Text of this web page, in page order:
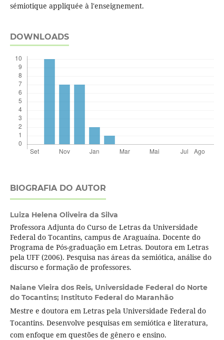
sémiotique appliquée à l'enseignement.
DOWNLOADS
BIOGRAFIA DO AUTOR
Luiza Helena Oliveira da Silva
Professora Adjunta do Curso de Letras da Universidade
Federal do Tocantins, campus de Araguaína. Docente do
Programa de Pós-graduação em Letras. Doutora em Letras
pela UFF (2006). Pesquisa nas áreas da semiótica, análise do
discurso e formação de professores.
Naiane Vieira dos Reis, Universidade Federal do Norte
do Tocantins; Instituto Federal do Maranhão
Mestre e doutora em Letras pela Universidade Federal do
Tocantins. Desenvolve pesquisas em semiótica e literatura,
com enfoque em questões de gênero e ensino.